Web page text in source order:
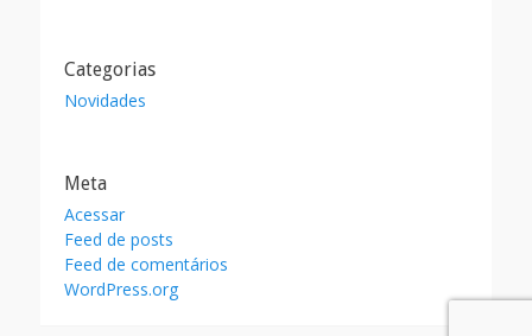
Categorias
Novidades
Meta
Acessar
Feed de posts
Feed de comentários
WordPress.org